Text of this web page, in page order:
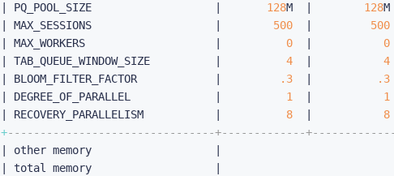
| PQ_POOL_SIZE                   | 128M  | 128
| MAX_SESSIONS                   | 500 500
| MAX_WORKERS                    | 0 0
| TAB_QUEUE_WINDOW_SIZE          | 4 4
| BLOOM_FILTER_FACTOR            |
.3 .3
| DEGREE_OF_PARALLEL             | 1 1
| RECOVERY_PARALLELISM           | 8 8
+--------------------------------+-------------+-------------
| other memory
| total memory